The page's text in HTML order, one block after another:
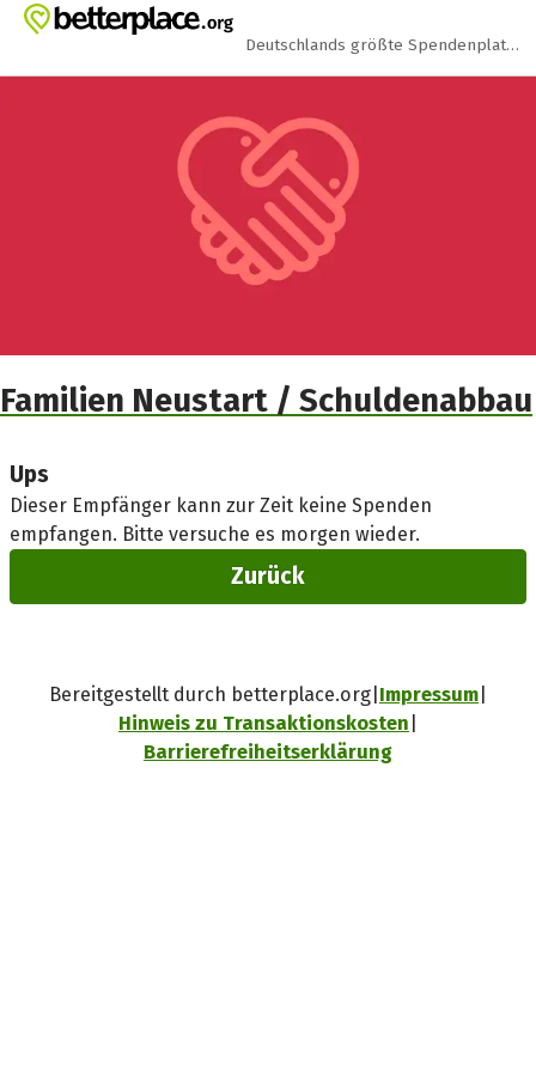
Zum Hauptinhalt springen
Erklärung zur Barrierefreiheit anzeigen
Deutschlands größte Spendenplattform
Familien Neustart / Schuldenabbau
Ups
Dieser Empfänger kann zur Zeit keine Spenden
empfangen. Bitte versuche es morgen wieder.
Zurück
Bereitgestellt durch betterplace.org Impressum
Hinweis zu Transaktionskosten
Barrierefreiheitserklärung